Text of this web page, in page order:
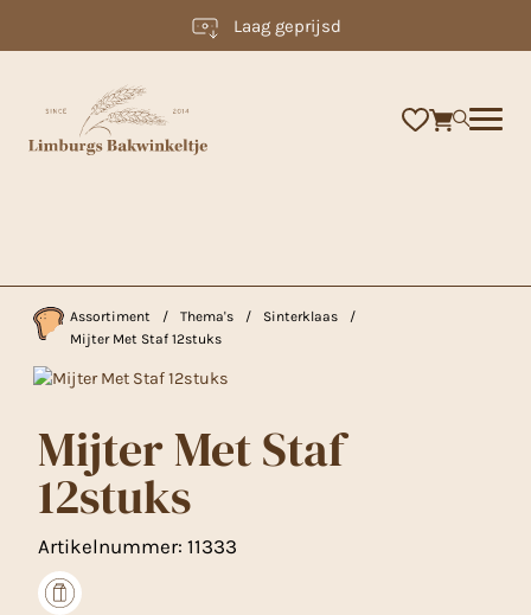
Laag geprijsd
Assortiment / Thema's / Sinterklaas
/
Mijter Met Staf 12stuks
Mijter Met Staf
12stuks
Artikelnummer: 11333